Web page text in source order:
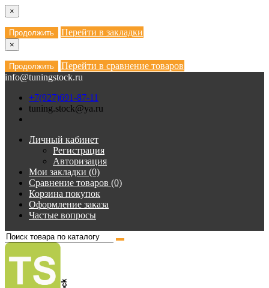
×
Продолжить Перейти в закладки
×
Продолжить
Перейти в сравнение товаров
info@tuningstock.ru
+7(927)691-87-11
tuning.stock@ya.ru
Личный кабинет
Регистрация
Авторизация
Мои закладки (0)
Сравнение товаров (0)
Корзина покупок
Оформление заказа
Частые вопросы